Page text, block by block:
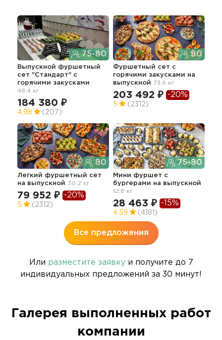
75-80
Выпускной фуршетный
сет "Стандарт" с
горячими закусками
48.4 кг
184 380 ₽
4.98 (207)
80
Фуршетный сет с
горячими закусками на
выпускной 73.6 кг
203 492 ₽ -20%
5 (2312)
80
Легкий фуршетный сет
на выпускной 30.2 кг
79 952 ₽ -20%
5 (2312)
75-80
Мини фуршет с
бургерами на выпускной
12.8 кг
28 463 ₽ -15%
4.59 (4181)
Все предложения
Или разместите заявкуи получите до 7
индивидуальных предложений за 30 минут!
Галерея выполненных работ
компании